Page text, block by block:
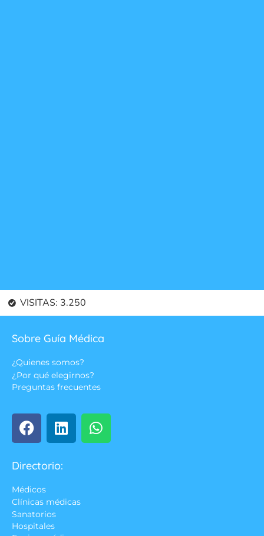
VISITAS: 3.250
Sobre Guía Médica
¿Quienes somos?
¿Por qué elegirnos?
Preguntas frecuentes
Directorio:
Médicos
Clínicas médicas
Sanatorios
Hospitales